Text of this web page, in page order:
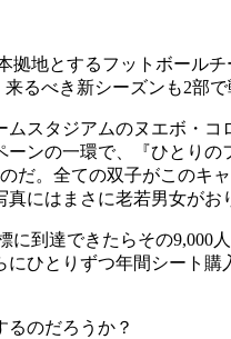
地とするフットボール
来るべき新シーズンも2部
スタジアムのヌエボ・
ンの一環で、『ひとり
だ。全ての双子がこの
真にはまさに老若男女
到達できたらその
ひとりずつ年間シート
のだろうか？